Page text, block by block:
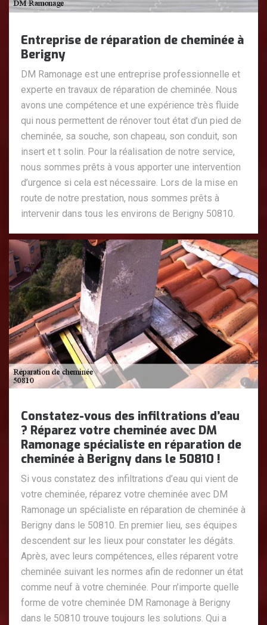
Entreprise de réparation de cheminée à
Berigny
DM Ramonage est une entreprise professionnelle et
experte en travaux de réparation de cheminée. Nous
avons une compétence et une expérience très fluide
qui nous permettent de rénover tout état d’un pied de
cheminée, sa souche, son chapeau, son conduit, son
insert et t solin. Pour la réalisation de notre service,
nous sommes prêts à vous apporter une intervention
d’urgence si cela est nécessaire. Lors de la mise en
route de notre prestation, nous sommes prêts à
intervenir dans tous les environs de Berigny 50810.
Constatez-vous des infiltrations d’eau
? Réparez votre cheminée avec DM
Ramonage spécialiste en réparation de
cheminée à Berigny dans le 50810 !
Si vous constatez des infiltrations d’eau qui vient de
votre cheminée, réparez votre cheminée avec DM
Ramonage un spécialiste en réparation de cheminée à
Berigny dans le 50810. En premier lieu, ses équipes
descendent sur les lieux pour constater les dégâts.
Après, avec leurs compétences, elles réparent votre
cheminée suivant les normes afin de redonner un état
comme neuf à votre cheminée. Pour n’importe quelle
forme de votre cheminée DM Ramonage à Berigny
dans le 50810 trouve toujours les solutions. Qui a